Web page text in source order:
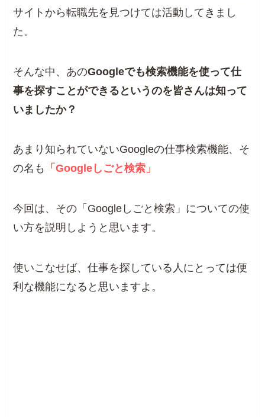
サイトから転職先を見つけては活動してきまし
た。
そんな中、あのGoogleでも検索機能を使って仕
事を探すことができるというのを皆さんは知って
いましたか？
あまり知られていないGoogleの仕事検索機能、そ
の名も
「Googleしごと検索」
今回は、その「Googleしごと検索」についての使
い方を説明しようと思います。
使いこなせば、仕事を探している人にとっては便
利な機能になると思いますよ。